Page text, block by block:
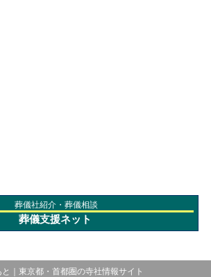
葬儀社紹介・葬儀相談
葬儀支援ネット
｜東京都・首都圏の寺社情報サイト